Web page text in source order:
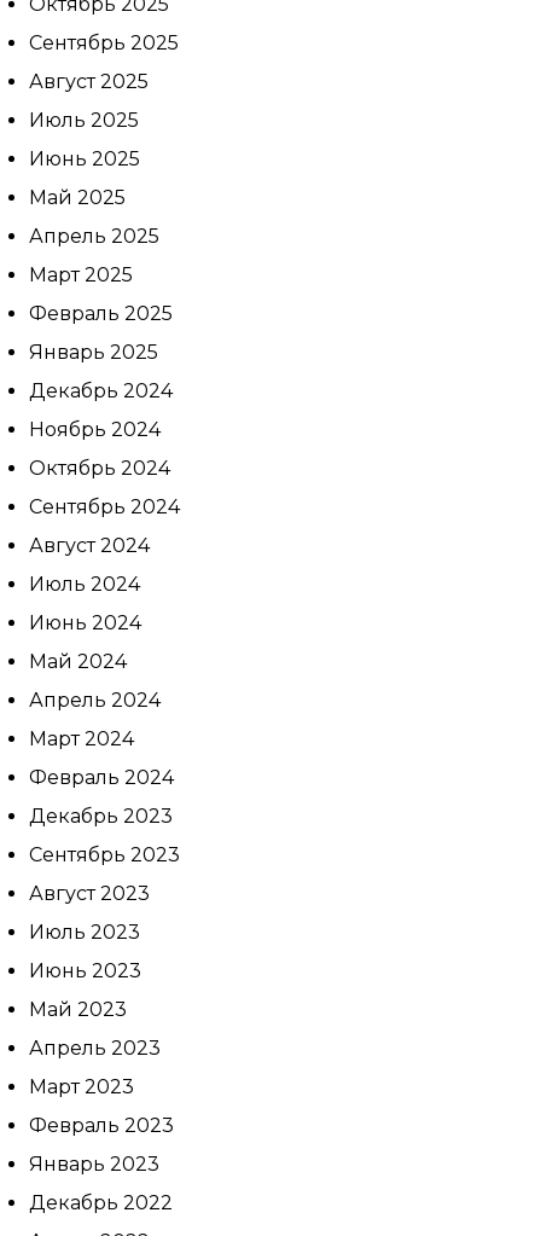
Записаться
на приём
Выберите
время
приёма:
Если Вам нужна
срочная запись на
галочку здесь
Сентябрь 2025
Август 2025
Июль 2025
Июнь 2025
Май 2025
Апрель 2025
Март 2025
Февраль 2025
Январь 2025
Декабрь 2024
Ноябрь 2024
Октябрь 2024
Сентябрь 2024
Август 2024
Июль 2024
Июнь 2024
Май 2024
Апрель 2024
Март 2024
Февраль 2024
Декабрь 2023
Сентябрь 2023
Август 2023
Июль 2023
Июнь 2023
Май 2023
Апрель 2023
Март 2023
Февраль 2023
Январь 2023
Декабрь 2022